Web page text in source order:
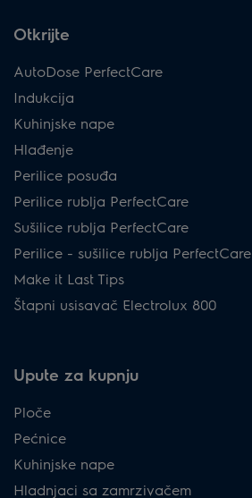
Otkrijte
AutoDose PerfectCare
Indukcija
Kuhinjske nape
Hlađenje
Perilice posuđa
Perilice rublja PerfectCare
Sušilice rublja PerfectCare
Perilice - sušilice rublja PerfectCare
Make it Last Tips
Štapni usisavač Electrolux 800
Upute za kupnju
Ploče
Pećnice
Kuhinjske nape
Hladnjaci sa zamrzivačem